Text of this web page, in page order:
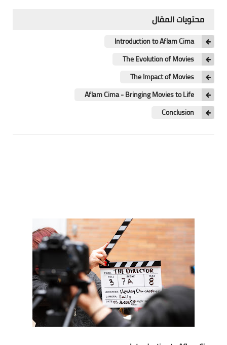
محتويات المقال
Introduction to Aflam Cima
The Evolution of Movies
The Impact of Movies
Aflam Cima - Bringing Movies to Life
Conclusion